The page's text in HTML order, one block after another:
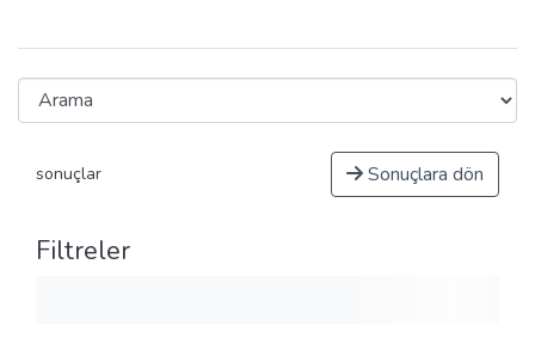
sonuçlar Sonuçlara dön
Filtreler